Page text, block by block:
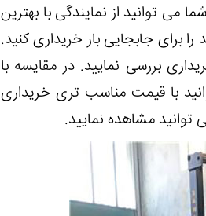
می توانید از نمایندگی با بهترین
جابجایی بار خریداری کنید.
بررسی نمایید. در مقایسه با
با قیمت مناسب تری خریداری
مشاهده نمایید.